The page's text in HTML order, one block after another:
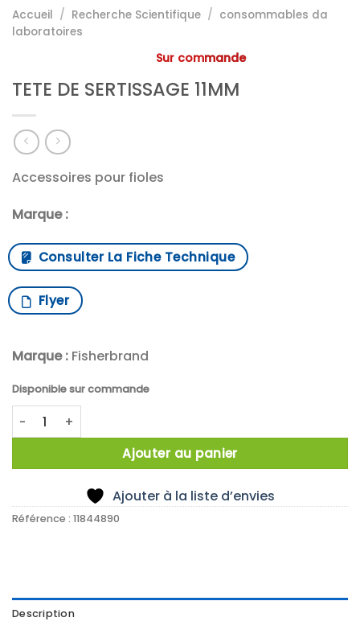
Accueil / Recherche Scientifique / consommables da
laboratoires
Sur commande
TETE DE SERTISSAGE 11MM
Accessoires pour fioles
Marque :
Consulter La Fiche Technique
Flyer
Marque : Fisherbrand
Disponible sur commande
quantité de TETE DE SERTISSAGE 11MM
Ajouter au panier
Ajouter à la liste d’envies
Référence : 11844890
Description